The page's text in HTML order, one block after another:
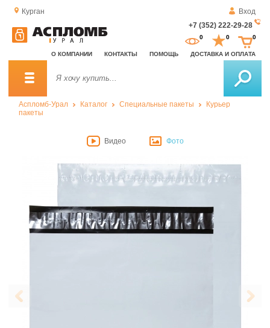
Курган
Вход
+7 (352) 222-29-28
О КОМПАНИИ КОНТАКТЫ ПОМОЩЬ ДОСТАВКА И ОПЛАТА
0 0 0
Аспломб-Урал Каталог Специальные пакеты
Курьер
пакеты
Видео Фото